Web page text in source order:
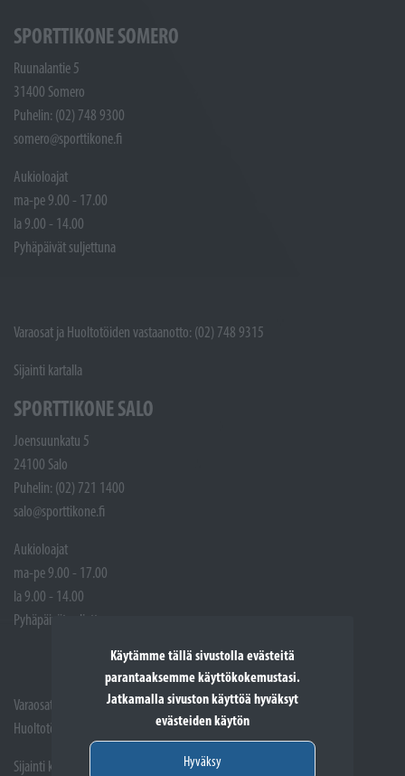
Käytämme tällä sivustolla evästeitä
parantaaksemme käyttökokemustasi.
Jatkamalla sivuston käyttöä hyväksyt
evästeiden käytön
Hyväksy
SPORTTIKONE SOMERO
Ruunalantie 5
31400 Somero
Puhelin: (02) 748 9300
somero@sporttikone.fi
Aukioloajat
ma-pe 9.00 - 17.00
la 9.00 - 14.00
Pyhäpäivät suljettuna
Varaosat ja Huoltotöiden vastaanotto: (02) 748 9315
Sijainti kartalla
SPORTTIKONE SALO
Joensuunkatu 5
24100 Salo
Puhelin: (02) 721 1400
salo@sporttikone.fi
Aukioloajat
ma-pe 9.00 - 17.00
la 9.00 - 14.00
Pyhäpäivät suljettuna
Varaosat: (02) 721 1407
Huoltotöiden vastaanotto: 02 7211405
Sijainti kartalla